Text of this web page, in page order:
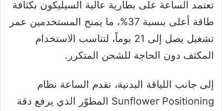
تعتمد الساعة على بطارية عالية السيليكون بكثافة
طاقة أعلى بنسبة 37%، ما يمنح المستخدمين عمر
تشغيل يصل إلى 21 يوماً، لتناسب الاستخدام
المكثف دون الحاجة للشحن المتكرر.
إلى جانب اللياقة البدنية، تقدم الساعة نظام
Sunflower Positioning المطوّر الذي يرفع دقة